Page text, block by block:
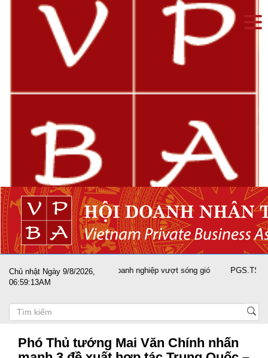
Chủ nhật Ngày 9/8/2026,
06:59:14AM
Đất nước sát cánh cùng doanh nghiệp vượt sóng gió PGS.TS
Phó Thủ tướng Mai Văn Chính nhấn